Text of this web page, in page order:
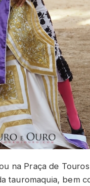
na Praça de
tauromaquia, bem